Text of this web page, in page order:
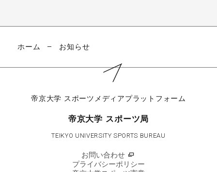
ホーム お知らせ
帝京大学 スポーツメディアプラットフォーム
帝京大学 スポーツ局
TEIKYO UNIVERSITY SPORTS BUREAU
お問い合わせ
プライバシーポリシー